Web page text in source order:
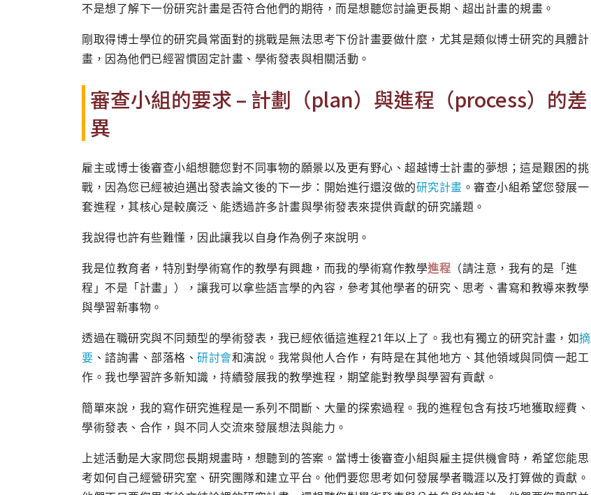
不是想了解下一份研究計畫是否符合他們的期待，而是想聽您討論更長期、超出計畫的規畫。
剛取得博士學位的研究員常面對的挑戰是無法思考下份計畫要做什麼，尤其是類似博士研究的具體計
畫，因為他們已經習慣固定計畫、學術發表與相關活動。
審查小組的要求 – 計劃（plan）與進程（process）的差
異
雇主或博士後審查小組想聽您對不同事物的願景以及更有野心、超越博士計畫的夢想；這是艱困的挑
戰，因為您已經被迫邁出發表論文後的下一步：開始進行還沒做的研究計畫 。審查小組希望您發展一
套進程，其核心是較廣泛、能透過許多計畫與學術發表來提供貢獻的研究議題。
我說得也許有些難懂，因此讓我以自身作為例子來說明。
我是位教育者，特別對學術寫作的教學有興趣，而我的學術寫作教學進程 （請注意，我有的是「進
程」不是「計畫」），讓我可以拿些語言學的內容，參考其他學者的研究、思考、書寫和教導來教學
與學習新事物。
透過在職研究與不同類型的學術發表，我已經依循這進程21年以上了。我也有獨立的研究計畫，如摘
要 、諮詢書、部落格、 研討會和演說。我常與他人合作，有時是在其他地方、其他領域與同儕一起工
作。我也學習許多新知識，持續發展我的教學進程，期望能對教學與學習有貢獻。
簡單來說，我的寫作研究進程是一系列不間斷、大量的探索過程。我的進程包含有技巧地獲取經費、
學術發表、合作，與不同人交流來發展想法與能力。
上述活動是大家問您長期規畫時，想聽到的答案。當博士後審查小組與雇主提供機會時，希望您能思
考如何自己經營研究室、研究團隊和建立平台。他們要您思考如何發展學者職涯以及打算做的貢獻。